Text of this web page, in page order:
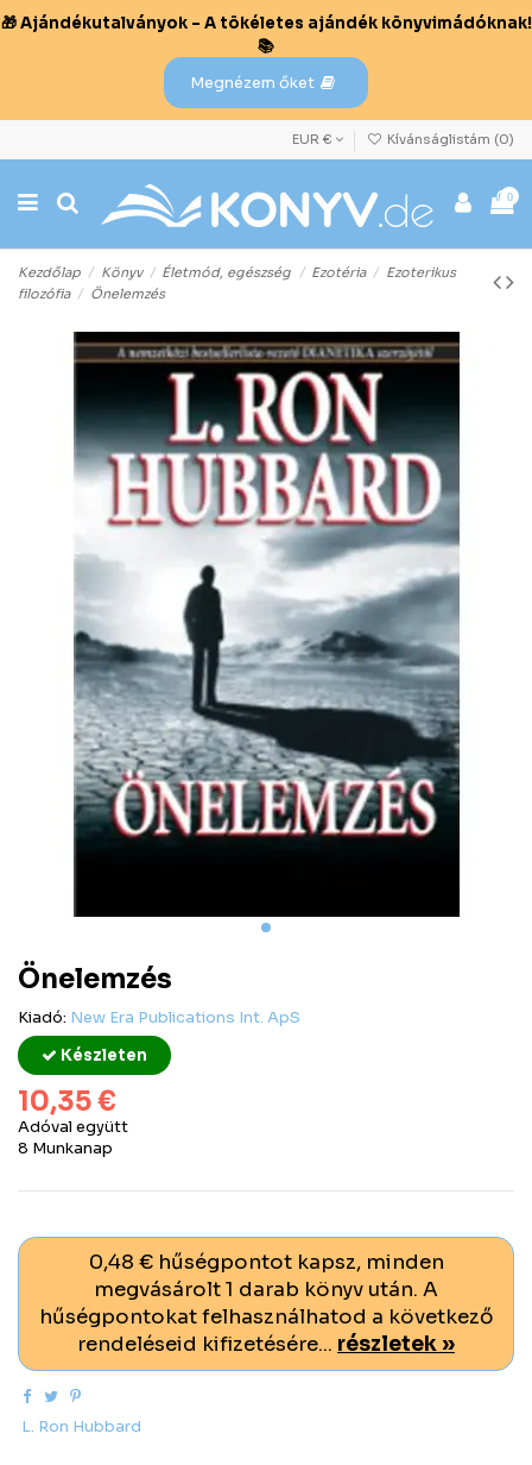
🎁 Ajándékutalványok – A tökéletes ajándék könyvimádóknak!
📚
Megnézem őket
EUR € Kívánságlistám (0)
0
Kezdőlap Könyv Életmód, egészség Ezotéria
Ezoterikus
filozófia
Önelemzés
Önelemzés
Kiadó: New Era Publications Int. ApS
Készleten
10,35 €
Adóval együtt
8 Munkanap
0,48 € hűségpontot kapsz, minden
megvásárolt 1 darab könyv után. A
hűségpontokat felhasználhatod a következő
rendeléseid kifizetésére... részletek »
L. Ron Hubbard